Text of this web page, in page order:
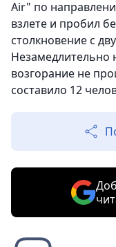
Air" по
взлете и пробил
столкновение с
Незамедлительно
возгорание не
составило 12